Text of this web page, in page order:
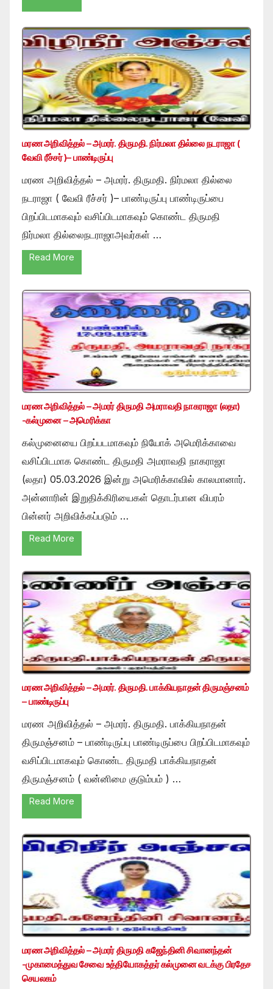
மரண அறிவித்தல் – அமரர். திருமதி. நிர்மலா தில்லை நடராஜா (
வேவி ரீச்சர் )– பாண்டிருப்பு
மரண அறிவித்தல் – அமரர். திருமதி. நிர்மலா தில்லை
நடராஜா ( வேவி ரீச்சர் )– பாண்டிருப்பு பாண்டிருப்பை
பிறப்பிடமாகவும் வசிப்பிடமாகவும் கொண்ட திருமதி
நிர்மலா தில்லைநடராஜாஅவர்கள் …
Read More
மரண அறிவித்தல் – அமரர் திருமதி அமராவதி நாகராஜா (லதா)
-கல்முனை – அமெரிக்கா
கல்முனையை பிறப்படமாகவும் நியோக் அமெரிக்காவை
வசிப்பிடமாக கொண்ட திருமதி அமராவதி நாகராஜா
(லதா) 05.03.2026 இன்று அமெரிக்காவில் காலமானார்.
அன்னாரின் இறுதிக்கிரியைகள் தொடர்பான விபரம்
பின்னர் அறிவிக்கப்படும் …
Read More
மரண அறிவித்தல் – அமரர். திருமதி. பாக்கியநாதன் திருமஞ்சனம்
– பாண்டிருப்பு
மரண அறிவித்தல் – அமரர். திருமதி. பாக்கியநாதன்
திருமஞ்சனம் – பாண்டிருப்பு பாண்டிருப்பை பிறப்பிடமாகவும்
வசிப்பிடமாகவும் கொண்ட திருமதி பாக்கியநாதன்
திருமஞ்சனம் ( வன்னிமை குடும்பம் ) …
Read More
மரண அறிவித்தல் – அமரர் திருமதி கஜேந்தினி சிவானந்தன்
-முகாமைத்துவ சேவை உத்தியோகத்தர் கல்முனை வடக்கு பிரதேச
செயலகம்